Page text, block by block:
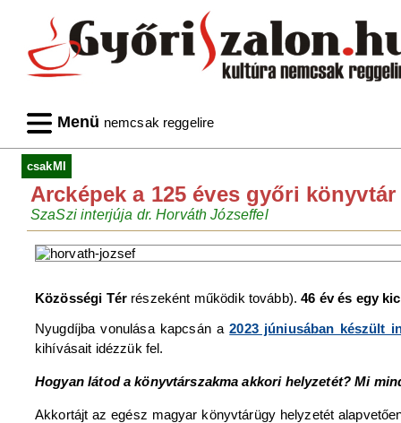
Menü nemcsak reggelire
csakMI
Arcképek a 125 éves győri
SzaSzi interjúja dr. Horváth Józseffel
Közösségi Térrészeként működik tovább).46 év és egy
Nyugdíjba vonulása kapcsán a2023 júniusában készült
kihívásait idézzük fel.
Hogyan látod a könyvtárszakma akkori helyzetét? Mi
Akkortájt az egész magyar könyvtárügy helyzetét